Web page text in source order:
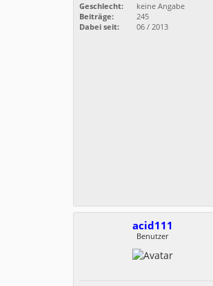
Geschlecht:
keine Angabe
Beiträge:
245
Dabei seit:
06 / 2013
acid111
Benutzer